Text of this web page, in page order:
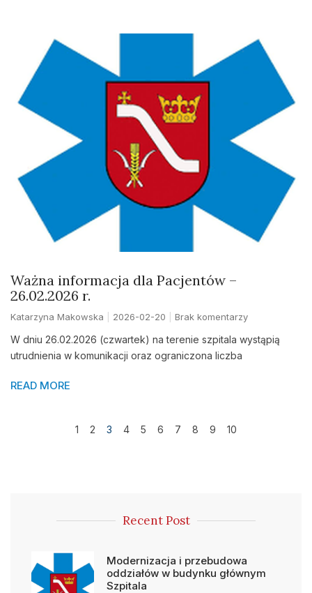
Ważna informacja dla Pacjentów –
26.02.2026 r.
Katarzyna Makowska 2026-02-20 Brak komentarzy
W dniu 26.02.2026 (czwartek) na terenie szpitala wystąpią
utrudnienia w komunikacji oraz ograniczona liczba
READ MORE
1 2 3 4 5 6 7 8 9 10
Recent Post
Modernizacja i przebudowa
oddziałów w budynku głównym
Szpitala